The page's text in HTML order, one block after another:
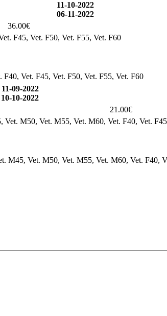
11-10-2022
06-11-2022
36.00€
F45, Vet. F50, Vet. F55, Vet. F60
Vet. F45, Vet. F50, Vet. F55, Vet. F60
11-09-2022
10-10-2022
21.00€
M50, Vet. M55, Vet. M60, Vet. F40, Vet.
M45, Vet. M50, Vet. M55, Vet. M60, Vet. F40,